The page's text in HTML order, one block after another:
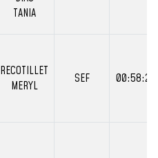
TANIA
RECOTILLET
MERYL
SEF 00:58:22